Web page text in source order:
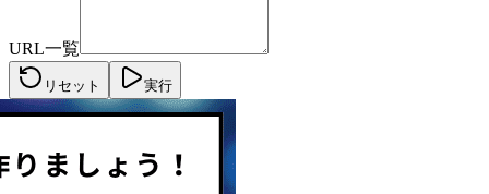
URL一覧
リセット 実行